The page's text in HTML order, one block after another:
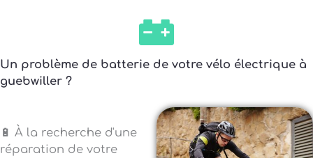
Un problème de batterie de votre vélo électrique à
guebwiller ?
🔋 À la recherche d'une
réparation de votre